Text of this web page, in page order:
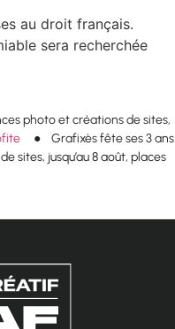
au droit français.
sera recherchée
photo et créations de sites,
● Grafixès fête ses 3 ans
sites, jusqu’au 8 août, places